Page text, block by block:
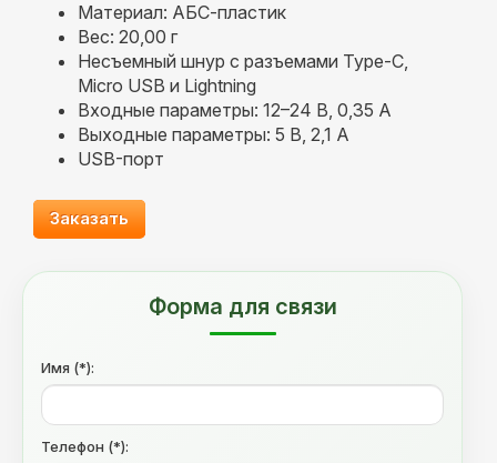
Материал: АБС-пластик
Вес: 20,00 г
Несъемный шнур с разъемами Type-C,
Micro USB и Lightning
Входные параметры: 12–24 B, 0,35 А
Выходные параметры: 5 В, 2,1 А
USB-порт
Заказать
Форма для связи
Имя (*):
Телефон (*):